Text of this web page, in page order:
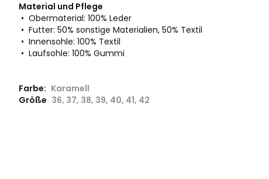
Material und Pflege
• Obermaterial: 100% Leder
• Futter: 50% sonstige Materialien, 50% Textil
• Innensohle: 100% Textil
• Laufsohle: 100% Gummi
Farbe: Karamell
Größe 36, 37, 38, 39, 40, 41, 42